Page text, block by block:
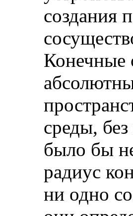
создания
Конечные
среды,
было бы
радиус
ни одно